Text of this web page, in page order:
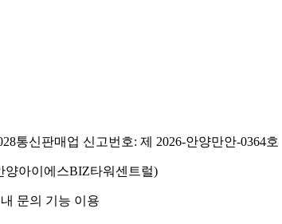
통신판매업 신고번호: 제 2026-안양만안-0364호
양아이에스BIZ타워센트럴)
문의 기능 이용